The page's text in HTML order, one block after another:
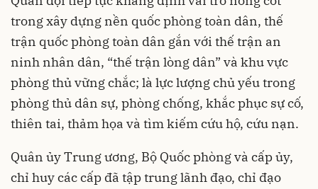
trong xây dựng nền quốc phòng toàn dân, thế
trận quốc phòng toàn dân gắn với thế trận an
ninh nhân dân, “thế trận lòng dân” và khu vực
phòng thủ vững chắc; là lực lượng chủ yếu trong
phòng thủ dân sự, phòng chống, khắc phục sự cố,
thiên tai, thảm họa và tìm kiếm cứu hộ, cứu nạn.
Quân ủy Trung ương, Bộ Quốc phòng và cấp ủy,
chỉ huy các cấp đã tập trung lãnh đạo, chỉ đạo